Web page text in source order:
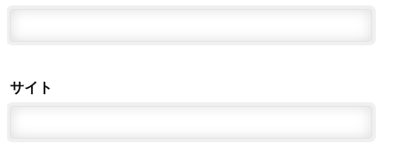
サイト